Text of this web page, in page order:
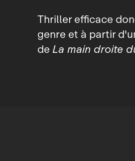
Thriller efficace
genre et à partir
de La main droite